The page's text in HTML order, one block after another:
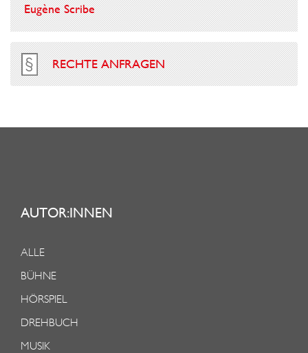
Eugène Scribe
RECHTE ANFRAGEN
AUTOR:INNEN
ALLE
BÜHNE
HÖRSPIEL
DREHBUCH
MUSIK